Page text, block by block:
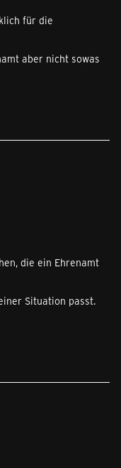
für die
aber nicht sowas
die ein Ehrenamt
Situation passt.